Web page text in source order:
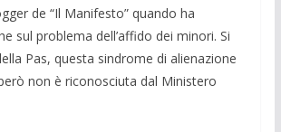
de “Il Manifesto” quando ha
sul problema dell’affido dei minori. Si
Pas, questa sindrome di alienazione
non è riconosciuta dal Ministero